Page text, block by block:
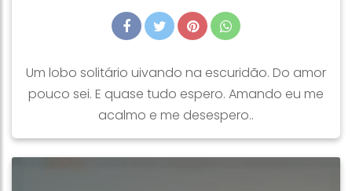
Um lobo solitário uivando na escuridão. Do amor
pouco sei. E quase tudo espero. Amando eu me
acalmo e me desespero..